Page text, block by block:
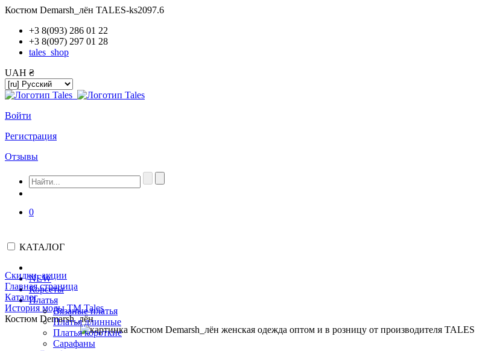
Костюм Demarsh_лён TALES-ks2097.6
+3 8(093) 286 01 22
+3 8(097) 297 01 28
tales_shop
UAH ₴
Войти
Регистрация
Отзывы
0
КАТАЛОГ
NEW
Корсеты
Платья
Вязаные платья
Платья длинные
Платья короткие
Сарафаны
Скидки, акции
Главная страница
Каталог
История моды ТМ Tales
Костюм Demarsh_лён